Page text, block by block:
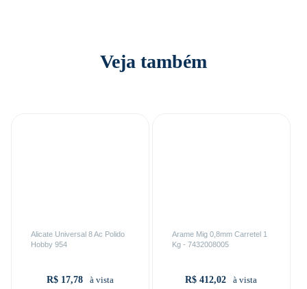
Veja também
Alicate Universal 8 Ac Polido
Hobby 954
R$ 17,78 à vista
Arame Mig 0,8mm Carretel 1
Kg - 7432008005
R$ 412,02 à vista